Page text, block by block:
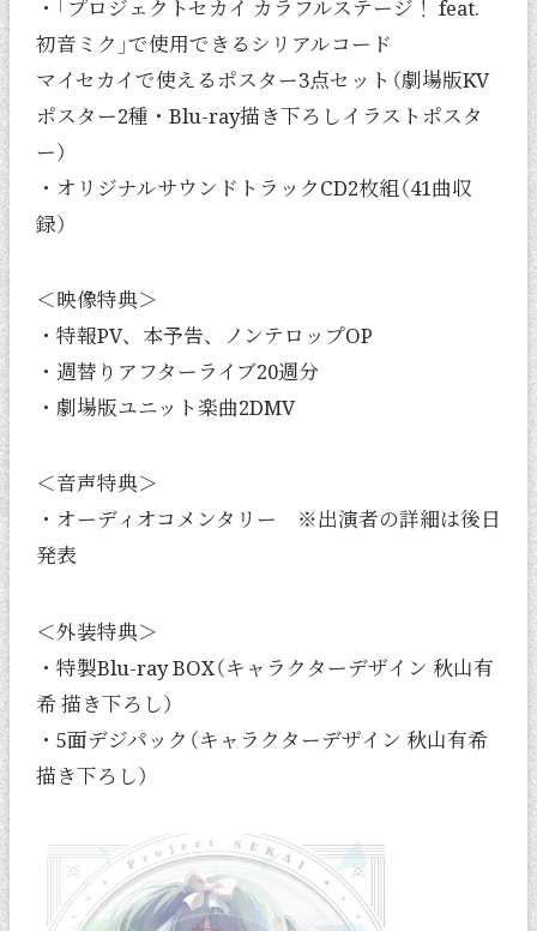
・「プロジェクトセカイ カラフルステージ！ feat.
初音ミク」で使用できるシリアルコード
マイセカイで使えるポスター3点セット（劇場版KV
ポスター2種・Blu-ray描き下ろしイラストポスタ
ー）
・オリジナルサウンドトラックCD2枚組（41曲収
録）
＜映像特典＞
・特報PV、本予告、ノンテロップOP
・週替りアフターライブ20週分
・劇場版ユニット楽曲2DMV
＜音声特典＞
・オーディオコメンタリー ※出演者の詳細は後日
発表
＜外装特典＞
・特製Blu-ray BOX（キャラクターデザイン 秋山有
希 描き下ろし）
・5面デジパック（キャラクターデザイン 秋山有希
描き下ろし）